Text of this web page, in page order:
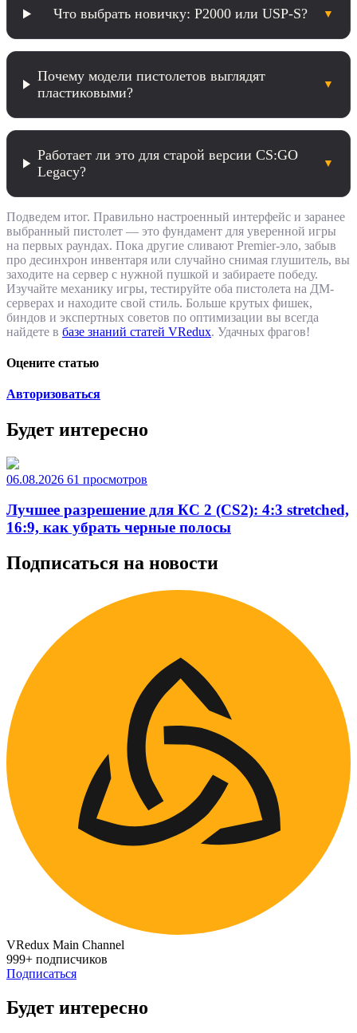
Что выбрать новичку: P2000 или USP-S? ▼
Почему модели пистолетов выглядят
пластиковыми?
▼
Работает ли это для старой версии CS:GO
Legacy?
▼
Подведем итог. Правильно настроенный интерфейс и заранее
выбранный пистолет — это фундамент для уверенной игры
на первых раундах. Пока другие сливают Premier-эло, забыв
про десинхрон инвентаря или случайно снимая глушитель, вы
заходите на сервер с нужной пушкой и забираете победу.
Изучайте механику игры, тестируйте оба пистолета на ДМ-
серверах и находите свой стиль. Больше крутых фишек,
биндов и экспертных советов по оптимизации вы всегда
найдете в базе знаний статей VRedux. Удачных фрагов!
Оцените статью
Авторизоваться
Будет интересно
06.08.2026 61 просмотров
Лучшее разрешение для КС 2 (CS2): 4:3 stretched,
16:9, как убрать черные полосы
Подписаться на новости
VRedux Main Channel
999+ подписчиков
Подписаться
Будет интересно